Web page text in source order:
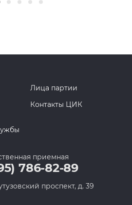
Лица партии
Контакты ЦИК
приемная
786-82-89
проспект, д. 39